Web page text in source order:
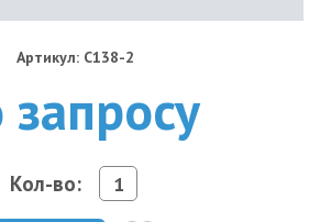
Артикул: C138-2
запросу
Кол-во: